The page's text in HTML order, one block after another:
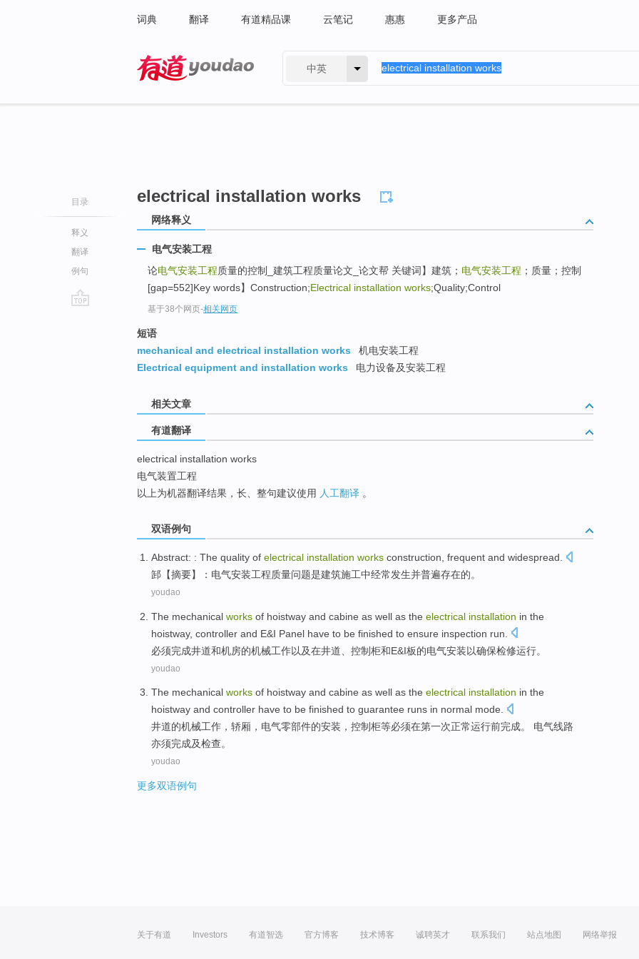
词典 翻译 有道精品课 云笔记 惠惠 更多产品
中英
目录
释义
翻译
例句
electrical installation works
网络释义
电气安装工程
论电气安装工程质量的控制_建筑工程质量论文_论文帮 关键词】建筑； 电气安装工程 ；质量；控制
[gap=552]Key words】Construction;Electrical installation works;Quality;Control
基于38个网页-相关网页
短语
mechanical and electrical installation works
机电安装工程
Electrical equipment and installation works
电力设备及安装工程
相关文章
有道翻译
electrical installation works
电气装置工程
以上为机器翻译结果，长、整句建议使用 人工翻译 。
双语例句
Abstract: : The quality of electrical installation works construction frequent and widespread
䣃【摘要】： 电气安装工程质量问题是建筑施工中经常发生并普遍存在的。
youdao
The mechanical works of hoistway and cabine as well as the electrical installation in the
hoistway, controller and E&I Panel have to be finished to ensure inspection run
必须完成井道和机房的机械工作以及在井道、控制柜和E&I板的电气安装以确保检修运行。
youdao
The mechanical works of hoistway and cabine as well as the electrical installation in the
hoistway and controller have to be finished to guarantee runs in normal mode.
井道的机械工作 ， 轿厢， 电气零部件的安装 ，控制柜等必须在第一次正常运行前完成。 电气线路
亦须完成及检查。
youdao
更多双语例句
关于有道 Investors 有道智选 官方博客 技术博客 诚聘英才 联系我们 站点地图 网络举报